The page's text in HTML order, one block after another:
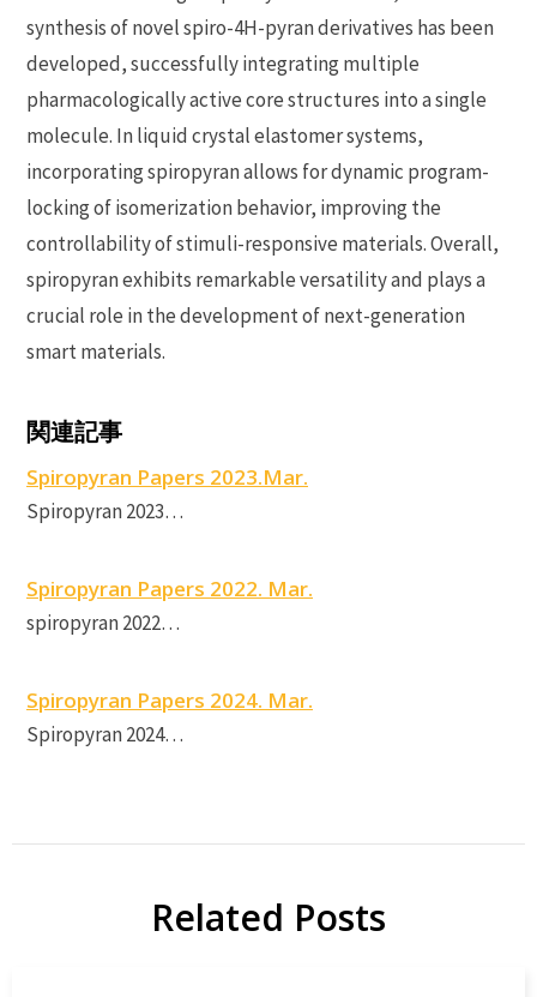
synthesis of novel spiro-4H-pyran derivatives has been
developed, successfully integrating multiple
pharmacologically active core structures into a single
molecule. In liquid crystal elastomer systems,
incorporating spiropyran allows for dynamic program-
locking of isomerization behavior, improving the
controllability of stimuli-responsive materials. Overall,
spiropyran exhibits remarkable versatility and plays a
crucial role in the development of next-generation
smart materials.
関連記事
Spiropyran Papers 2023.Mar.
Spiropyran 2023…
Spiropyran Papers 2022. Mar.
spiropyran 2022…
Spiropyran Papers 2024. Mar.
Spiropyran 2024…
Related Posts